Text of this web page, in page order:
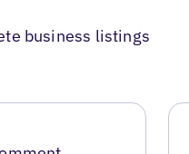
business listings